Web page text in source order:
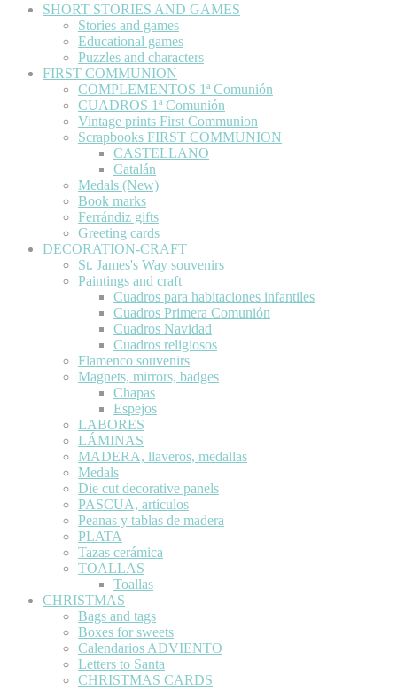
SHORT STORIES AND GAMES
Stories and games
Educational games
Puzzles and characters
FIRST COMMUNION
COMPLEMENTOS 1ª Comunión
CUADROS 1ª Comunión
Vintage prints First Communion
Scrapbooks FIRST COMMUNION
CASTELLANO
Catalán
Medals (New)
Book marks
Ferrándiz gifts
Greeting cards
DECORATION-CRAFT
St. James's Way souvenirs
Paintings and craft
Cuadros para habitaciones infantiles
Cuadros Primera Comunión
Cuadros Navidad
Cuadros religiosos
Flamenco souvenirs
Magnets, mirrors, badges
Chapas
Espejos
LABORES
LÁMINAS
MADERA, llaveros, medallas
Medals
Die cut decorative panels
PASCUA, artículos
Peanas y tablas de madera
PLATA
Tazas cerámica
TOALLAS
Toallas
CHRISTMAS
Bags and tags
Boxes for sweets
Calendarios ADVIENTO
Letters to Santa
CHRISTMAS CARDS